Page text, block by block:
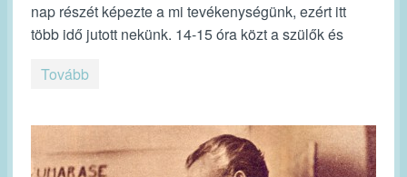
nap részét képezte a mi tevékenységünk, ezért itt
több idő jutott nekünk. 14-15 óra közt a szülők és
Tovább